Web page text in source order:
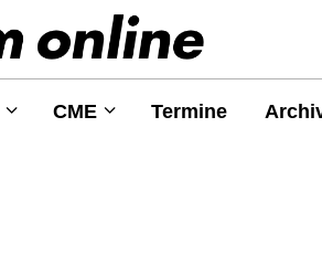
CME Termine